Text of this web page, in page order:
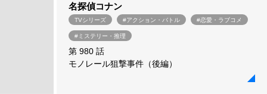
名探偵コナン
TVシリーズ #アクション・バトル #恋愛・ラブコメ
#ミステリー・推理
第 980 話
モノレール狙撃事件（後編）